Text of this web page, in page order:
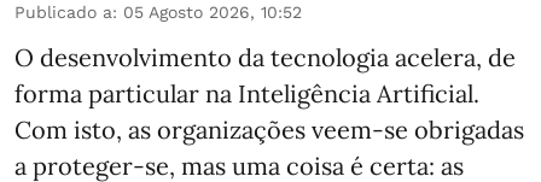
Publicado a: 05 Agosto 2026, 10:52
O desenvolvimento da tecnologia acelera, de
forma particular na Inteligência Artificial.
Com isto, as organizações veem-se obrigadas
a proteger-se, mas uma coisa é certa: as